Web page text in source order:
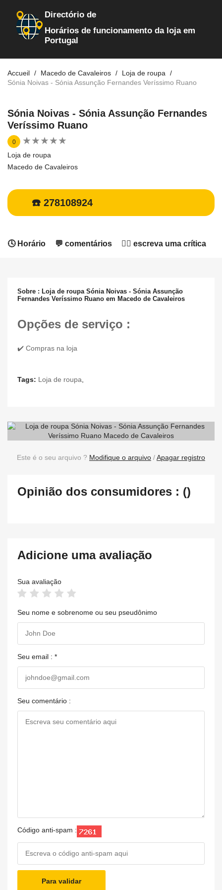
Directório de
Horários de funcionamento da loja em
Portugal
Accueil Macedo de Cavaleiros
Loja de roupa
Sónia Noivas - Sónia Assunção Fernandes Veríssimo Ruano
Sónia Noivas - Sónia Assunção Fernandes
Veríssimo Ruano
0 ★★★★★
★★★★★
Loja de roupa
Macedo de Cavaleiros
☎️ 278108924
🕓 Horário 💬 comentários ✍🏻 escreva uma crítica
Sobre : Loja de roupa Sónia Noivas - Sónia Assunção
Fernandes Veríssimo Ruano em Macedo de Cavaleiros
Opções de serviço :
✔️ Compras na loja
Tags: Loja de roupa
Este é o seu arquivo ? Modifique o arquivo /Apagar registro
Opinião dos consumidores : ()
Adicione uma avaliação
Sua avaliação
Seu nome e sobrenome ou seu pseudônimo
Seu email : *
Seu comentário :
Código anti-spam :
Para validar